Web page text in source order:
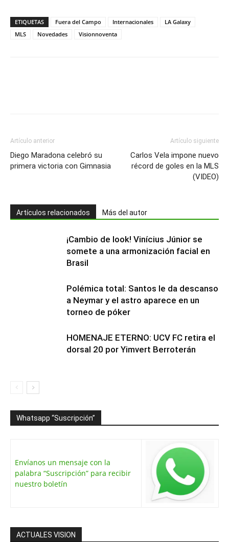
ETIQUETAS Fuera del Campo Internacionales
LA Galaxy
MLS
Novedades Visionnoventa
Artículo anterior
Diego Maradona celebró su
primera victoria con Gimnasia
Artículo siguiente
Carlos Vela impone nuevo
récord de goles en la MLS
(VIDEO)
Artículos relacionados Más del autor
¡Cambio de look! Vinícius Júnior se
somete a una armonización facial en
Brasil
Polémica total: Santos le da descanso
a Neymar y el astro aparece en un
torneo de póker
HOMENAJE ETERNO: UCV FC retira el
dorsal 20 por Yimvert Berroterán
Whatsapp “Suscripción”
Envíanos un mensaje con la
palabra “Suscripción” para recibir
nuestro boletín
ACTUALES VISION